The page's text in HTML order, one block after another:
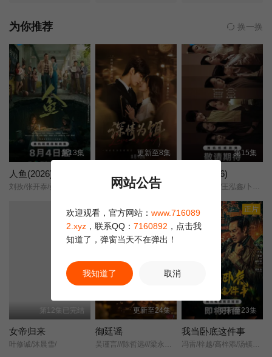
第07集 第09集
第10集 第11集 第12集
第13集 第14集 第15集
第16集 第17集 第18集
第19集 第20集 第21集
第22集 第23集 第24集
第26集 第27集
第30集
第33集
为你推荐 换一换
第13集
人鱼(2026)
更新至8集
深情为饵
第15集
盲盒 (2026)
于雯/王艺哲/王泓鑫/卜冠今/
第12集已完结
女帝归来
叶修诚/沐晨雪/
正片
更新至24集
御廷谣
正片
更新至23集
我当卧底这件事
网站公告
欢迎观看，官方网站： www.716089
2.xyz ，联系QQ： 7160892 ，点击我
知道了，弹窗当天不在弹出！
我知道了 取消